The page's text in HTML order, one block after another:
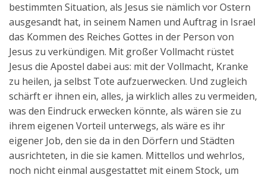
bestimmten Situation, als Jesus sie nämlich vor Ostern
ausgesandt hat, in seinem Namen und Auftrag in Israel
das Kommen des Reiches Gottes in der Person von
Jesus zu verkündigen. Mit großer Vollmacht rüstet
Jesus die Apostel dabei aus: mit der Vollmacht, Kranke
zu heilen, ja selbst Tote aufzuerwecken. Und zugleich
schärft er ihnen ein, alles, ja wirklich alles zu vermeiden,
was den Eindruck erwecken könnte, als wären sie zu
ihrem eigenen Vorteil unterwegs, als wäre es ihr
eigener Job, den sie da in den Dörfern und Städten
ausrichteten, in die sie kamen. Mittellos und wehrlos,
noch nicht einmal ausgestattet mit einem Stock, um